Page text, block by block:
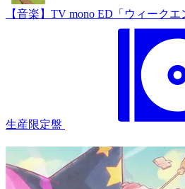
【音楽】TV mono ED「ウィーク
生産限定盤